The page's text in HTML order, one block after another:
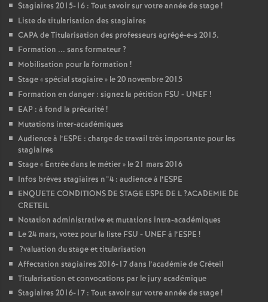
Stagiaires 2015-16 : Tout savoir sur votre année de stage!
Liste de titularisation des stagiaires
CAPAde Titularisation des professeurs agrégé-e-s 2015.
Formation ... sans formateur?
Mobilisation pour la formation !
Stage «spécial stagiaire» le 20 novembre 2015
Formation en danger : signez la pétition FSU - UNEF!
EAP : à fond la précarité!
Mutations inter-académiques
Audience à l’ESPE : charge de travail très importante pour les
stagiaires
Stage « Entrée dans le métier» le 21 mars 2016
Infos brèves stagiaires n°4 : audience à l’ESPE
ENQUETE CONDITIONS DE STAGE ESPE DE L?ACADEMIE DE
CRETEIL
Notation administrative et mutations intra-académiques
Le 24 mars, votez pour la liste FSU - UNEFà l’ESPE !
?valuation du stage et titularisation
Affectation stagiaires 2016-17 dans l’académie de Créteil
Titularisation et convocations par le jury académique
Stagiaires 2016-17 : Tout savoir sur votre année de stage!